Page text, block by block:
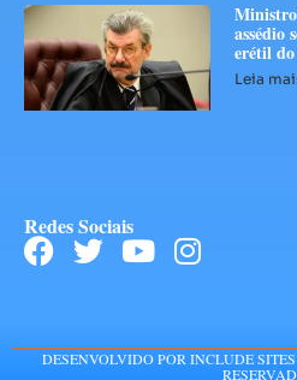
assédio
erétil
Leia
Redes Sociais
DESENVOLVIDO POR INCLUDE